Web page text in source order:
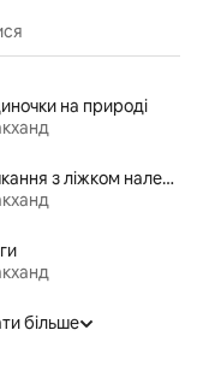
на природі
Помешкання з ліжком належної висоти для людей з особливими потребами
більше